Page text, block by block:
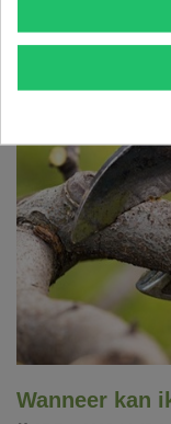
Wil je snel een
eenvoudig
Wanneer kan